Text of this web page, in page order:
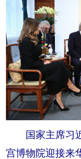
国家主席习近
宫博物院迎接来